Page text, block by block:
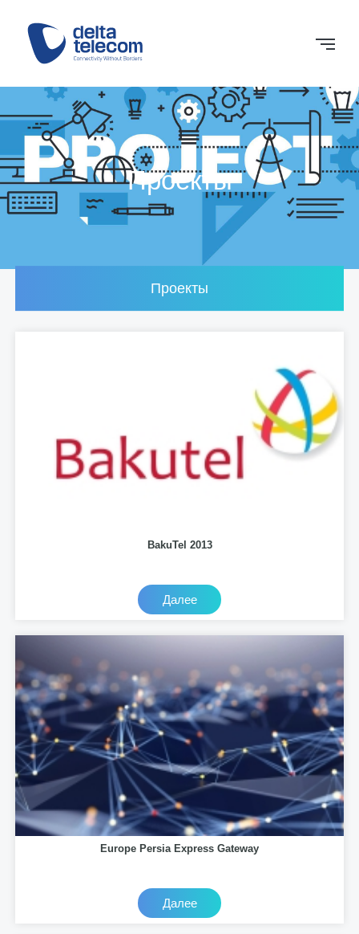
Проекты
Проекты
BakuTel 2013
Далее
Europe Persia Express Gateway
Далее